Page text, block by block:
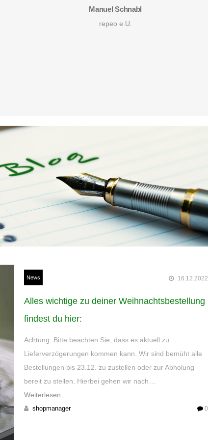
Manuel Schnabl
repeo e.U.
News 16.12.2022
Alles wichtige zu deiner Weihnachtsbestellung
findest du hier:
Achtung: Bitte beachten Sie, dass es aktuell zu
Lieferverzögerungen kommen kann. Wir sind bemüht alle
Bestellungen bis 23.12. zu zustellen oder zur Abholung
bereit zu stellen. Hierbei gehen wir nach…
Weiterlesen...
shopmanager 0